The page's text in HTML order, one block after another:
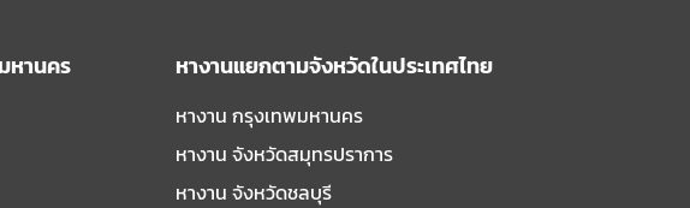
หานคร หางานแยกตามจังหวัดในประเทศไทย
หางาน กรุงเทพมหานคร
หางาน จังหวัดสมุทรปราการ
หางาน จังหวัดชลบุรี